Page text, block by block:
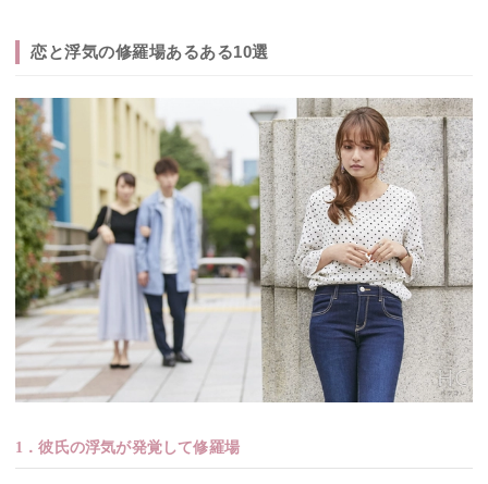
恋と浮気の修羅場あるある10選
1．彼氏の浮気が発覚して修羅場